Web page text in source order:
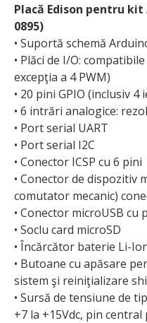
Placă Edison pentru kit
0895)
• Suportă schemă
• Plăci de I/O:
excepţia a 4 PWM)
• 20 pini GPIO (inclusiv 4
• 6 intrări analogice:
• Port serial UART
• Port serial I2C
• Conector ICSP cu 6 pini
• Conector de dispozitiv
comutator mecanic)
• Conector microUSB cu
• Soclu card microSD
• Încărcător baterie Li-
• Butoane cu apăsare
sistem şi reiniţializare
• Sursă de tensiune de
+7 la +15Vdc, pin